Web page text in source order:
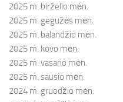
2025 m. birželio mėn.
2025 m. gegužės mėn.
2025 m. balandžio mėn.
2025 m. kovo mėn.
2025 m. vasario mėn.
2025 m. sausio mėn.
2024 m. gruodžio mėn.